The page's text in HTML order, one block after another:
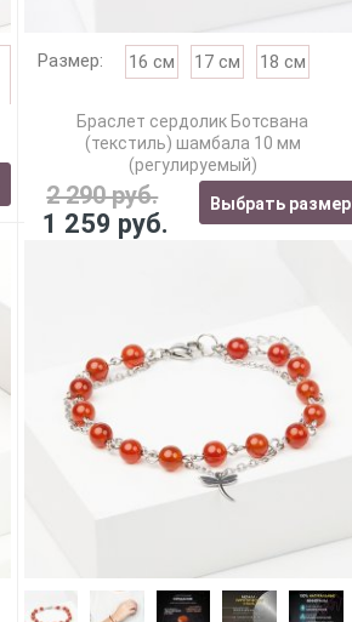
Размер: 16 см 17 см 18 см
Браслет сердолик Ботсвана
(текстиль) шамбала 10 мм
(регулируемый)
2 290 руб.
1 259 руб.
Выбрать размер